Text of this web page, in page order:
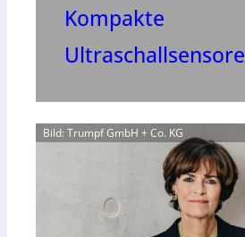
Kompakte
Bild: Trumpf GmbH + Co. KG